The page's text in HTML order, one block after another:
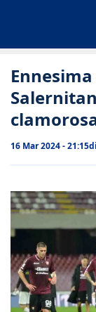
16 Mar 2024 - 21:15di